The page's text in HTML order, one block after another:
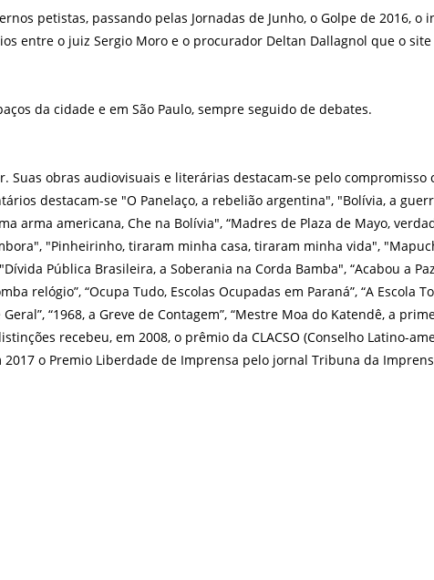
petistas, passando pelas Jornadas de Junho, o Golpe de 2016, o
entre o juiz Sergio Moro e o procurador Deltan Dallagnol que o site
da cidade e em São Paulo, sempre seguido de debates.
obras audiovisuais e literárias destacam-se pelo compromisso
destacam-se "O Panelaço, a rebelião argentina", "Bolívia, a
arma americana, Che na Bolívia", “Madres de Plaza de Mayo,
"Pinheirinho, tiraram minha casa, tiraram minha vida",
Pública Brasileira, a Soberania na Corda Bamba", “Acabou a
relógio”, “Ocupa Tudo, Escolas Ocupadas em Paraná”, “A Escola
“1968, a Greve de Contagem”, “Mestre Moa do Katendê, a
recebeu, em 2008, o prêmio da CLACSO (Conselho Latino-
o Premio Liberdade de Imprensa pelo jornal Tribuna da